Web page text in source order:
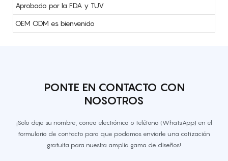
Aprobado por la FDA y TUV
OEM ODM es bienvenido
PONTE EN CONTACTO CON
NOSOTROS
¡Solo deje su nombre, correo electrónico o teléfono (WhatsApp) en el
formulario de contacto para que podamos enviarle una cotización
gratuita para nuestra amplia gama de diseños!